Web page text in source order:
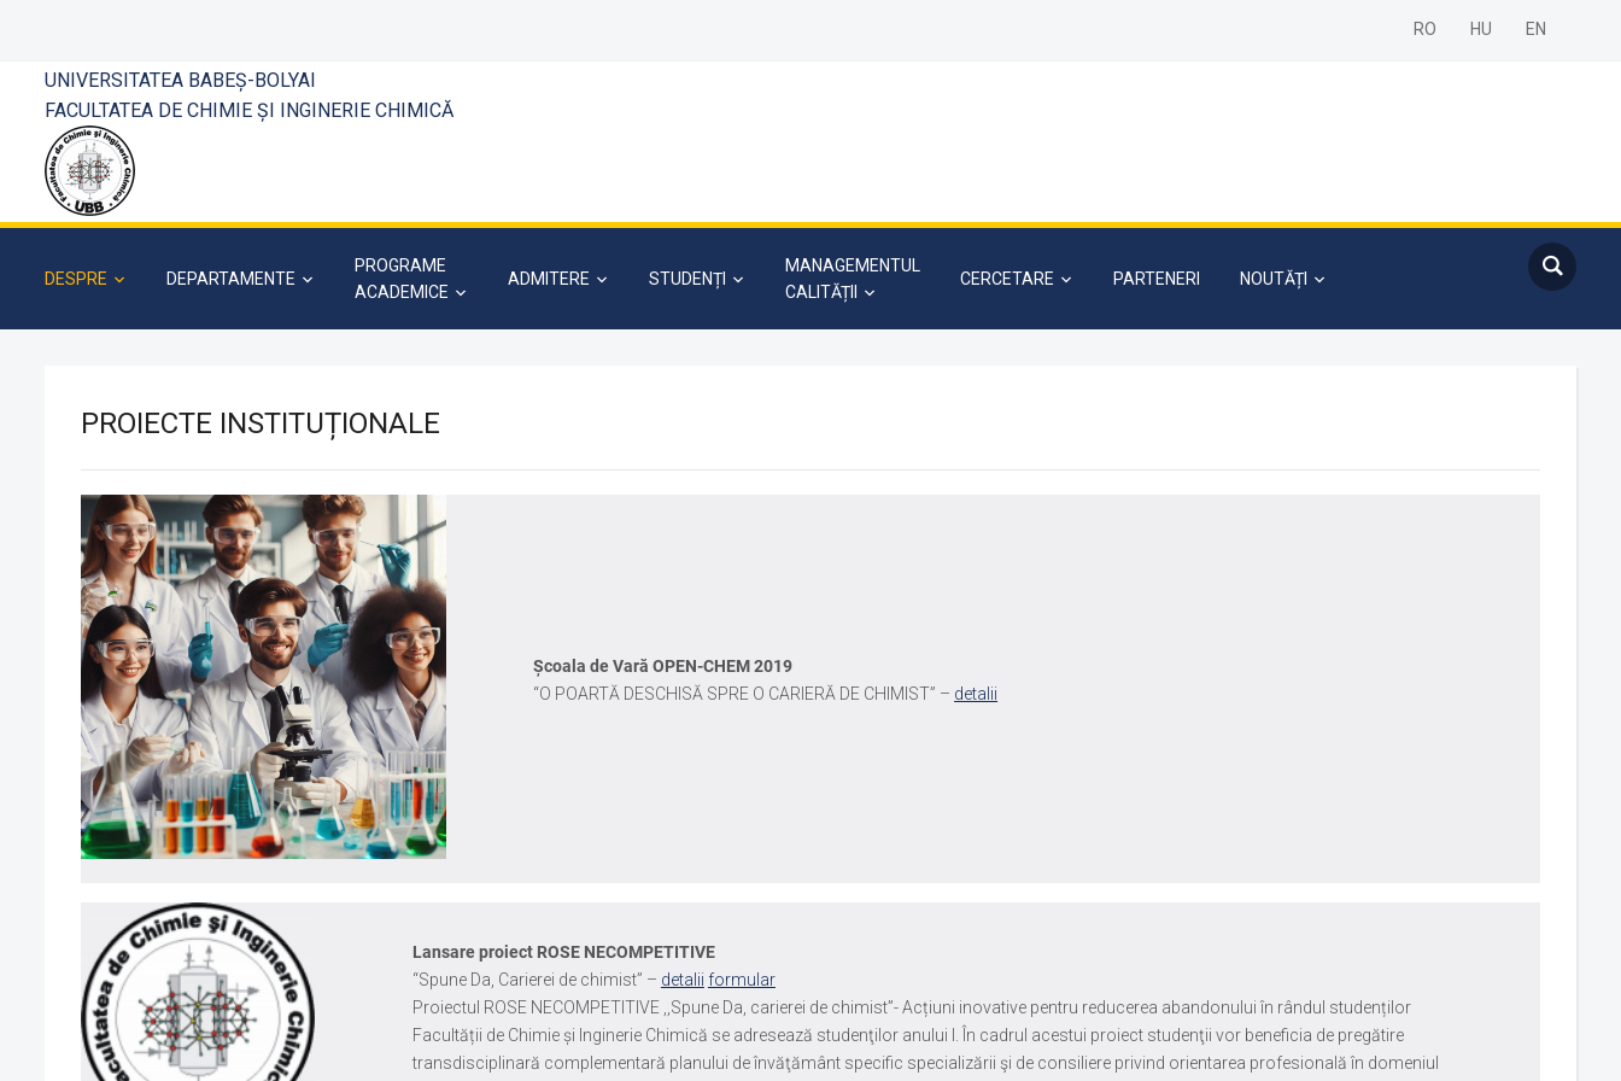
RO HU EN
UNIVERSITATEA BABEȘ-BOLYAI
FACULTATEA DE CHIMIE ȘI INGINERIE CHIMICĂ
DESPRE DEPARTAMENTE
PROGRAME
ACADEMICE
ADMITERE STUDENȚI
MANAGEMENTUL
CALITĂȚII
CERCETARE PARTENERI NOUTĂȚI
PROIECTE INSTITUȚIONALE
Școala de Vară OPEN-CHEM 2019
“O POARTĂ DESCHISĂ SPRE O CARIERĂ DE CHIMIST” – detalii
Lansare proiect ROSE NECOMPETITIVE
“Spune Da, Carierei de chimist” – detalii formular
Proiectul ROSE NECOMPETITIVE ,,Spune Da, carierei de chimist”- Acțiuni inovative pentru reducerea abandonului în rândul studenților
Facultății de Chimie și Inginerie Chimică se adresează studenţilor anului I. În cadrul acestui proiect studenţii vor beneficia de pregătire
transdisciplinară complementară planului de învăţământ specific specializării şi de consiliere privind orientarea profesională în domeniul